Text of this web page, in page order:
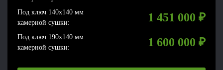
Под ключ 140x140 мм
камерной сушки:
1 451 000 ₽
Под ключ 190x140 мм
камерной сушки:
1 600 000 ₽